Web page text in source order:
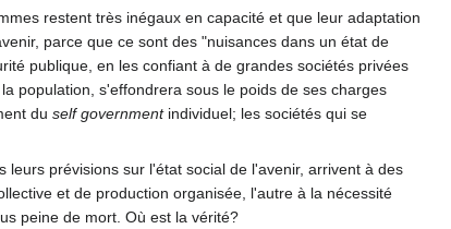
restent très inégaux en capacité et que leur adaptation
parce que ce sont des "nuisances dans un état de
publique, en les confiant à de grandes sociétés privées
population, s'effondrera sous le poids de ses charges
du self governmentindividuel; les sociétés qui se
prévisions sur l'état social de l'avenir, arrivent à des
et de production organisée, l'autre à la nécessité
peine de mort. Où est la vérité?